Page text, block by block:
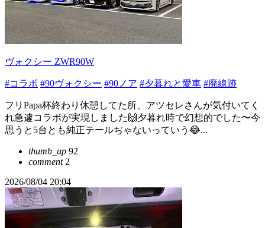
ヴォクシー ZWR90W
#コラボ #90ヴォクシー #90ノア #夕暮れと愛車 #廃線跡
フリPapa杯終わり休憩してた所、アツセレさんが気付いてく
れ急遽コラボが実現しました🙌夕暮れ時で幻想的でした〜今
思うと5台とも純正テールぢゃないっていう😂...
thumb_up 92
comment2
2026/08/04 20:04